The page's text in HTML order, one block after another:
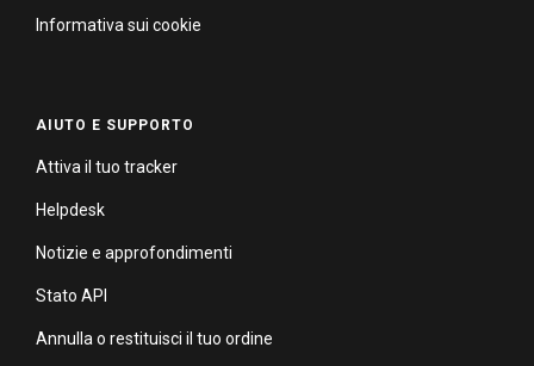
Informativa sui cookie
AIUTO E SUPPORTO
Attiva il tuo tracker
Helpdesk
Notizie e approfondimenti
Stato API
Annulla o restituisci il tuo ordine